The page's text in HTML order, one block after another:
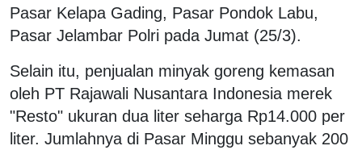
Pasar Kelapa Gading, Pasar Pondok Labu,
Pasar Jelambar Polri pada Jumat (25/3).
Selain itu, penjualan minyak goreng kemasan
oleh PT Rajawali Nusantara Indonesia merek
"Resto" ukuran dua liter seharga Rp14.000 per
liter. Jumlahnya di Pasar Minggu sebanyak 200